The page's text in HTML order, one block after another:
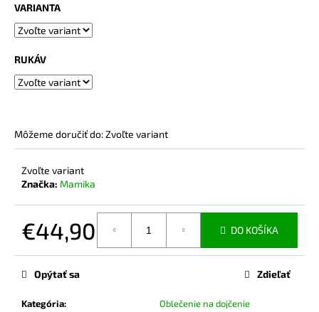
VARIANTA
RUKÁV
Môžeme doručiť do:Zvoľte variant
Zvoľte variant
Značka: Mamika
€44,90 DO KOŠÍKA
Kategória:
Oblečenie na dojčenie
Opýtať sa Zdieľať
o
r
ú
č
a
m
MIKINA
DOJČENIE
MAGNETIC